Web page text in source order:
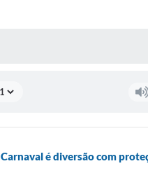
Carnaval é diversão com